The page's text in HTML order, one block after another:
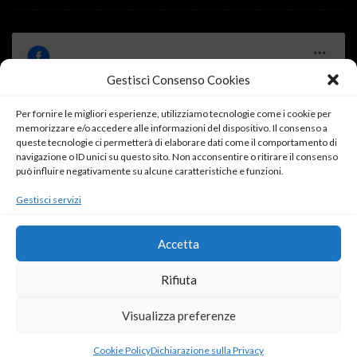
Gestisci Consenso Cookies
Per fornire le migliori esperienze, utilizziamo tecnologie come i cookie per
memorizzare e/o accedere alle informazioni del dispositivo. Il consenso a
queste tecnologie ci permetterà di elaborare dati come il comportamento di
navigazione o ID unici su questo sito. Non acconsentire o ritirare il consenso
può influire negativamente su alcune caratteristiche e funzioni.
Gestisci servizi
Accetta
Rifiuta
Visualizza preferenze
Cookie PolicyDichiarazione sulla Privacy
Fai clic su "Accetto" per abilitare Facebook
Cookie Policy
Accetto